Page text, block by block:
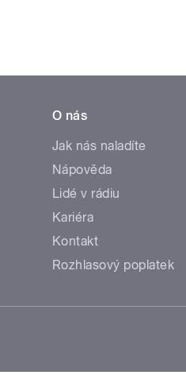
O nás
Jak nás naladíte
Nápověda
Lidé v rádiu
Kariéra
Kontakt
Rozhlasový poplatek